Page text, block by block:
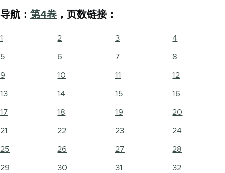
导航： 第4卷 ，页数链接：
1 2 3 4
5 6 7 8
9 10 11 12
13 14 15 16
17 18 19 20
21 22 23 24
25 26 27 28
29 30 31 32